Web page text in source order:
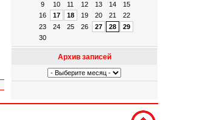
9
10 11 12 13 14
15
16
17 18 19 20 21
22
23
24 25 26 27 28
29
30
Архив записей